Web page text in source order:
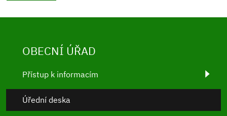
OBECNÍ ÚŘAD
Přístup k informacím
Úřední deska